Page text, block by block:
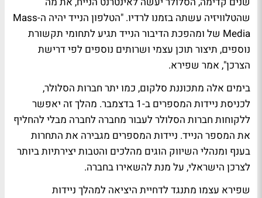
שהטלוויזיה עשתה בזמנו לרדיו. "הטלפון הנייד יהיה ה-Mass
Media של ומהפכת הדיבור הנייד תגיע לתחומי תקשורת
נוספים, תיצור תוכן עצמי ושרותים נוספים לפי דרישת
הצרכן", אמר שפירא.
בימים אלה מתכוננת סלקום, כמו יתר חברות הסלולר,
לכניסת ניידות המספרים ב-1 בדצמבר. מהלך זה יאפשר
ללקוחות חברות הסלולר לעבור מחברה לחברה מבלי להחליף
את המספר הנייד. ניידות המספרים מגבירה את התחרות
בענף ומנהלי השיווק הוגים מהלכים והטבות יצירתיות ביותר
לצרכן הישראלי, על מנת להשאירו בחברה.
שפירא עצמו מתנגד לדחיית היציאה למהלך ניידות